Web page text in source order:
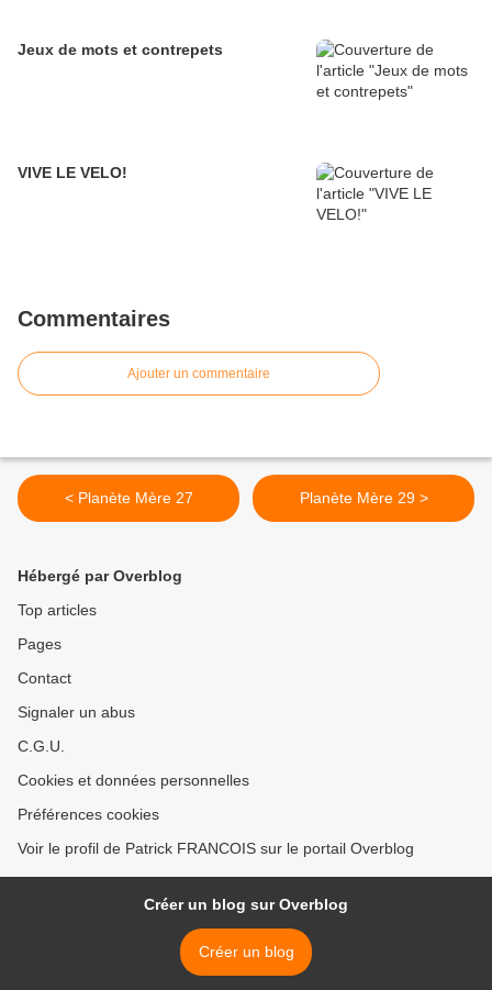
Jeux de mots et contrepets
VIVE LE VELO!
Commentaires
Ajouter un commentaire
< Planète Mère 27 Planète Mère 29 >
Hébergé par Overblog
Top articles
Pages
Contact
Signaler un abus
C.G.U.
Cookies et données personnelles
Préférences cookies
Voir le profil de Patrick FRANCOIS sur le portail Overblog
Créer un blog sur Overblog
Créer un blog